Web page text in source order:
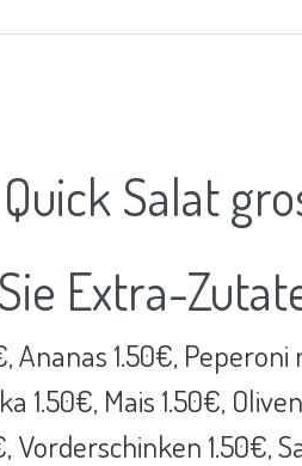
Salat
Extra-
Ananas 1.50€,
1.50€, Mais 1.50€,
Vorderschinken 1.50€,